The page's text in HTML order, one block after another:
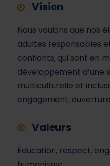
Vision
Nous voulons que nos
adultes responsables
confiants, qui sont en
développement d’une
multiculturelle et
engagement,
Valeurs
Éducation, respect,